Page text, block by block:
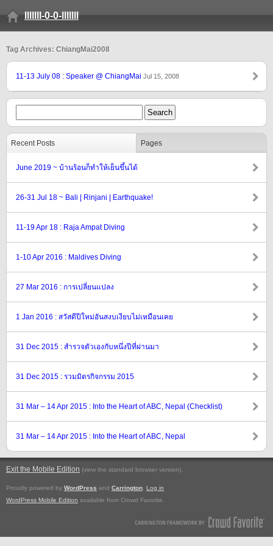
lllllll-0-0-lllllll
Tag Archives: ChiangMai2008
11-13 July 08 : Speaker @ ChiangMai Jul 15, 2008
Recent Posts Pages
June 2019 ~ บ้านร้อนก็ทำให้เย็นขึ้นได้
26-31 Jul 18 ~ Bali | Rinjani | Earthquake!
11-19 Apr 18 : Raja Ampat Diving
1-10 Apr 2016 : Maldives Diving
27 Mar 2016 : การเปลี่ยนแปลง
1 Jan 2016 : สวัสดีปีใหม่อันสงบเงียบไม่เหมือนเคย
31 Dec 2015 : สำรวจตัวเองกับหนึ่งปีที่ผ่านมา
31 Dec 2015 : รวมมิตรกิจกรรม 2015
31 Mar – 14 Apr 2015 : Into the Heart of ABC, Nepal (Checklist)
31 Mar – 14 Apr 2015 : Into the Heart of ABC, Nepal
Exit the Mobile Edition (view the standard browser version).
Proudly powered by WordPress and Carrington
Log in
WordPress Mobile Edition available from Crowd Favorite.